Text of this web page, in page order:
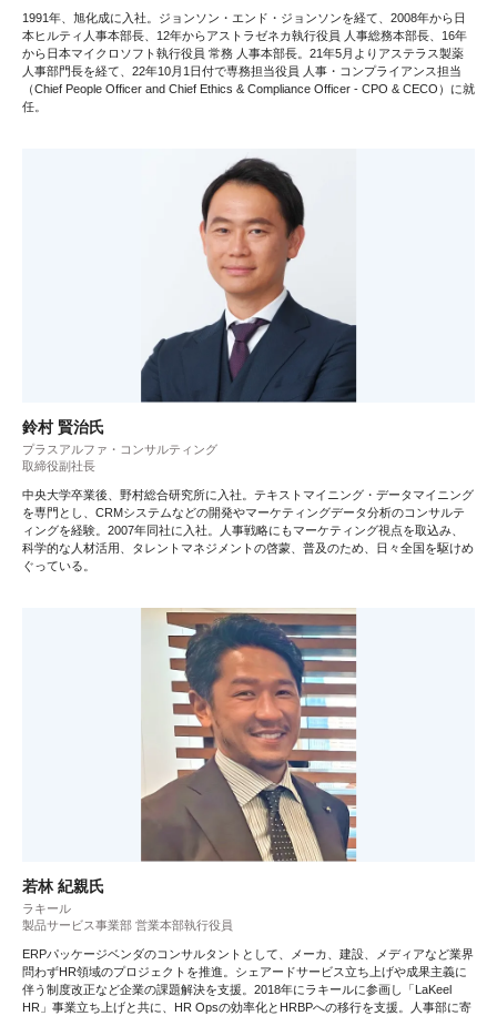
1991年、旭化成に入社。ジョンソン・エンド・ジョンソンを経て、2008年から日
本ヒルティ人事本部長、12年からアストラゼネカ執行役員 人事総務本部長、16年
から日本マイクロソフト執行役員 常務 人事本部長。21年5月よりアステラス製薬
人事部門長を経て、22年10月1日付で専務担当役員 人事・コンプライアンス担当
（Chief People Officer and Chief Ethics & Compliance Officer - CPO & CECO）に就
任。
鈴村 賢治氏
プラスアルファ・コンサルティング
取締役副社長
中央大学卒業後、野村総合研究所に入社。テキストマイニング・データマイニング
を専門とし、CRMシステムなどの開発やマーケティングデータ分析のコンサルテ
ィングを経験。2007年同社に入社。人事戦略にもマーケティング視点を取込み、
科学的な人材活用、タレントマネジメントの啓蒙、普及のため、日々全国を駆けめ
ぐっている。
若林 紀親氏
ラキール
製品サービス事業部 営業本部執行役員
ERPパッケージベンダのコンサルタントとして、メーカ、建設、メディアなど業界
問わずHR領域のプロジェクトを推進。シェアードサービス立ち上げや成果主義に
伴う制度改正など企業の課題解決を支援。2018年にラキールに参画し「LaKeel
HR」事業立ち上げと共に、HR Opsの効率化とHRBPへの移行を支援。人事部に寄